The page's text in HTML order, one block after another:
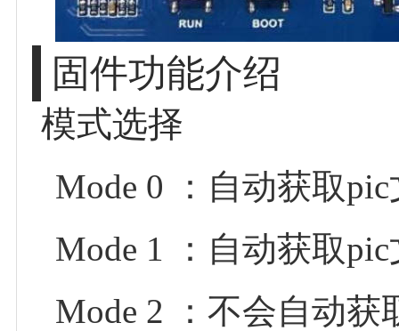
固件功能介绍
模式选择
Mode 0 ：自动获取
Mode 1 ：自动获取
Mode 2 ：不会自动